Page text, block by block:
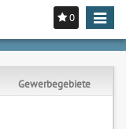
0
Toggle
Gewerbegebiete